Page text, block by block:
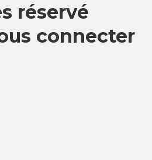
réservé
connecter